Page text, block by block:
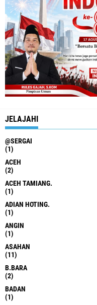
JELAJAHI
@SERGAI
(1)
ACEH
(2)
ACEH TAMIANG.
(1)
ADIAN HOTING.
(1)
ANGIN
(1)
ASAHAN
(11)
B.BARA
(2)
BADAN
(1)